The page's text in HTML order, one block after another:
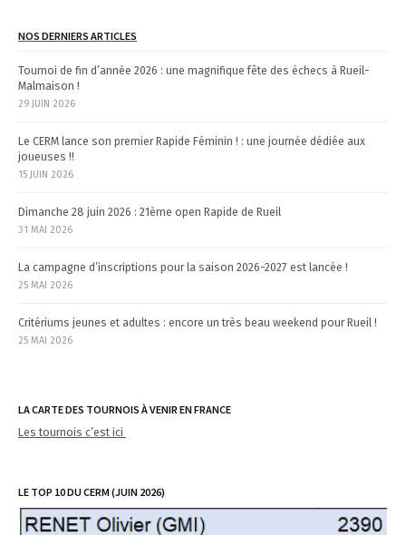
t
i
o
n
NOS DERNIERS ARTICLES
Tournoi de fin d’année 2026 : une magnifique fête des échecs à Rueil-
Malmaison !
29 JUIN 2026
Le CERM lance son premier Rapide Féminin ! : une journée dédiée aux
joueuses !!
15 JUIN 2026
Dimanche 28 juin 2026 : 21ème open Rapide de Rueil
31 MAI 2026
La campagne d’inscriptions pour la saison 2026-2027 est lancée !
25 MAI 2026
Critériums jeunes et adultes : encore un très beau weekend pour Rueil !
25 MAI 2026
LA CARTE DES TOURNOIS À VENIR EN FRANCE
Les tournois c’est ici
LE TOP 10 DU CERM (JUIN 2026)